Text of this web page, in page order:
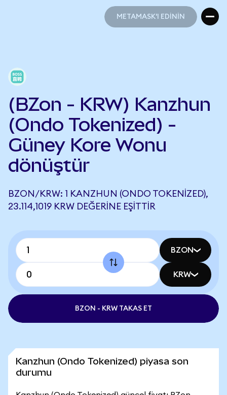
METAMASK'I EDİNİN
(BZon - KRW) Kanzhun
(Ondo Tokenized) -
Güney Kore Wonu
dönüştür
BZON/KRW: 1 KANZHUN (ONDO TOKENIZED),
23.114,1019 KRW DEĞERINE EŞITTIR
BZON
KRW
BZON - KRW TAKAS ET
Kanzhun (Ondo Tokenized) piyasa son
durumu